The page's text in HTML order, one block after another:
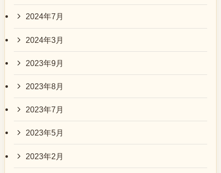
2024年7月
2024年3月
2023年9月
2023年8月
2023年7月
2023年5月
2023年2月